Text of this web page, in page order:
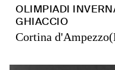
OLIMPIADI
GHIACCIO
Cortina